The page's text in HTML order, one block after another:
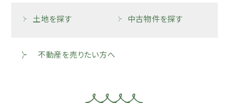
土地を探す 中古物件を探す
不動産を売りたい方へ